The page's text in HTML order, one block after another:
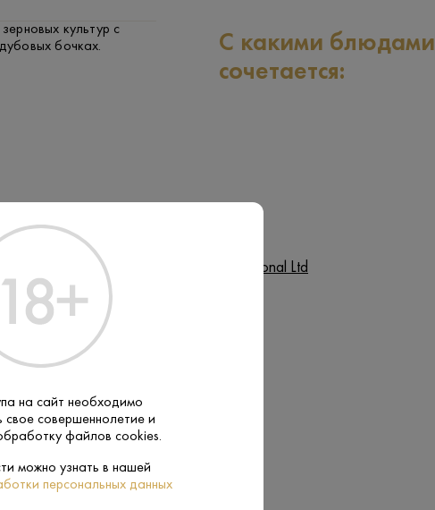
культур с
бочках.
С какими блюдами
сочетается:
Производитель:MacDuff International Ltd
Объем:
Температура
подачи:
на сайт необходимо
свое совершеннолетие и
файлов cookies.
можно узнать в нашей
персональных данных